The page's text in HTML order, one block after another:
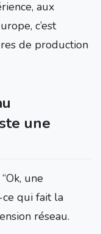
aux
c’est
de production
une
une
ce qui fait la
réseau.